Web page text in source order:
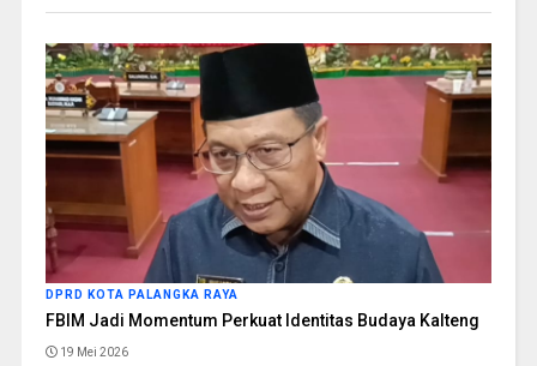
DPRD KOTA PALANGKA RAYA
FBIM Jadi Momentum Perkuat Identitas Budaya Kalteng
19 Mei 2026